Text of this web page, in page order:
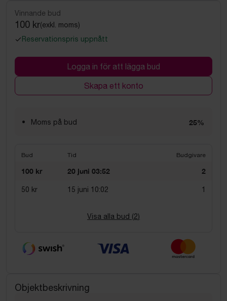
Vinnande bud
100 kr(exkl. moms)
Reservationspris uppnått
Logga in för att lägga bud
Skapa ett konto
Moms på bud 25%
Bud Tid Budgivare
100 kr 20 juni 03:52 2
50 kr 15 juni 10:02 1
Visa alla bud (2)
Objektbeskrivning